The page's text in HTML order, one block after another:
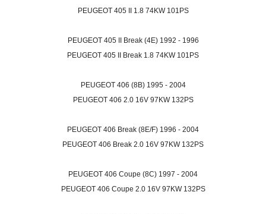
PEUGEOT 405 II 1.8 74KW 101PS
PEUGEOT 405 II Break (4E) 1992 - 1996
PEUGEOT 405 II Break 1.8 74KW 101PS
PEUGEOT 406 (8B) 1995 - 2004
PEUGEOT 406 2.0 16V 97KW 132PS
PEUGEOT 406 Break (8E/F) 1996 - 2004
PEUGEOT 406 Break 2.0 16V 97KW 132PS
PEUGEOT 406 Coupe (8C) 1997 - 2004
PEUGEOT 406 Coupe 2.0 16V 97KW 132PS